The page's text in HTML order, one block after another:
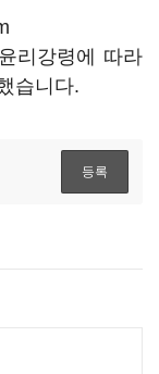
리강령에 따라
습니다.